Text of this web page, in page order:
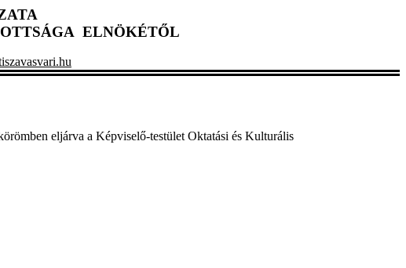
ELNÖKÉTŐL
eljárva a Képviselő-testület Oktatási és Kulturális